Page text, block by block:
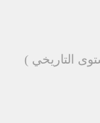
التاريخي )